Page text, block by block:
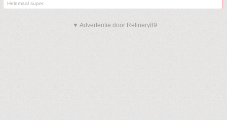
Helemaal super.
▼ Advertentie door Refinery89